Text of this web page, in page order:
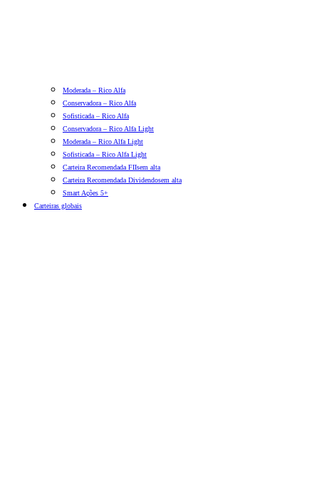
Moderada – Rico Alfa
Conservadora – Rico Alfa
Sofisticada – Rico Alfa
Conservadora – Rico Alfa Light
Moderada – Rico Alfa Light
Sofisticada – Rico Alfa Light
Carteira Recomendada FIIsem alta
Carteira Recomendada Dividendosem alta
Smart Ações 5+
Carteiras globais